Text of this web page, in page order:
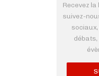
Recevez
suivez-